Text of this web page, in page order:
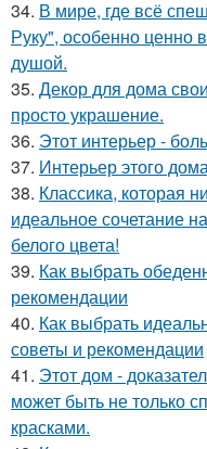
34. В мире, где всё
Руку", особенно ценно
душой.
35. Декор для дома
просто украшение.
36. Этот интерьер -
37. Интерьер этого
38. Классика, которая
идеальное сочетание
белого цвета!
39. Как выбрать
рекомендации
40. Как выбрать
советы и рекомендации
41. Этот дом -
может быть не только
красками.